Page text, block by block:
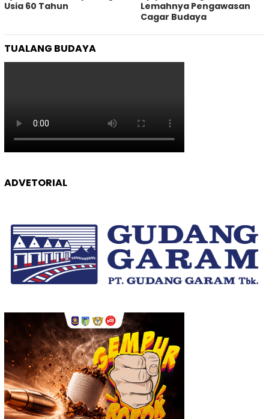
Usia 60 Tahun
Lemahnya Pengawasan
Cagar Budaya
TUALANG BUDAYA
ADVETORIAL